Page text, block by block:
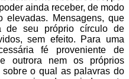
ainda receber, de modo
elevadas. Mensagens, que
de seu próprio círculo de
sem efeito. Para uma
fé proveniente de
outrora nem os próprios
o qual as palavras do